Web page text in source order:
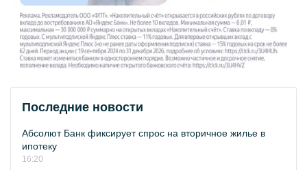
Последние новости
Абсолют Банк фиксирует спрос на вторичное жилье в
ипотеку
16:20